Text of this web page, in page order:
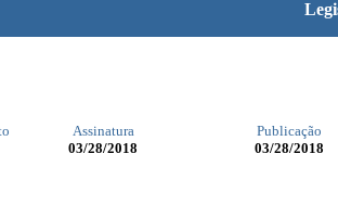
Assinatura
Publicação
03/28/2018 03/28/2018